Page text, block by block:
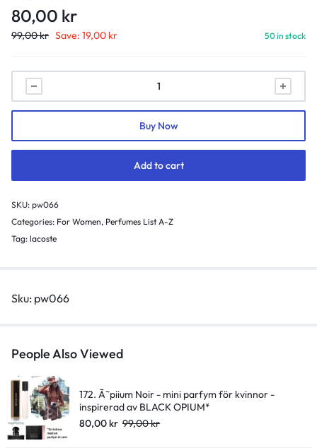
80,00 kr
99,00kr Save: 19,00 kr 50 in stock
066.
Pour
Femme
mini
för
kvinnor
-
inspirerad
quantity
Add to cart
Buy Now
SKU: pw066
Categories: For Women, Perfumes List A-Z
Tag: lacoste
Sku: pw066
People Also Viewed
172. Ã˜piium Noir - mini parfym för kvinnor -
inspirerad av BLACK OPIUM*
80,00kr 99,00kr